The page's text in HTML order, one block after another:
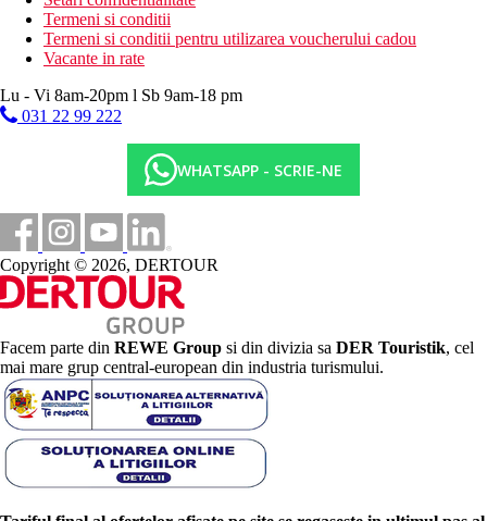
Termeni si conditii
Termeni si conditii pentru utilizarea voucherului cadou
Vacante in rate
Lu - Vi 8am-20pm l Sb 9am-18 pm
031 22 99 222
WHATSAPP - SCRIE-NE
Copyright © 2026, DERTOUR
Facem parte din REWE Group si din divizia sa DER Touristik, cel
mai mare grup central-european din industria turismului.